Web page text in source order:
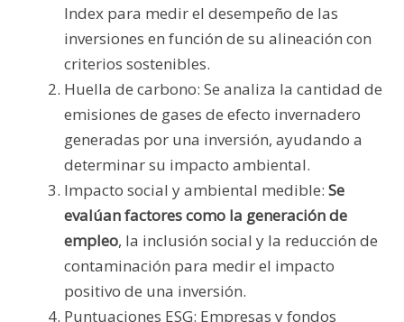
Index para medir el desempeño de las
inversiones en función de su alineación con
criterios sostenibles.
Huella de carbono: Se analiza la cantidad de
emisiones de gases de efecto invernadero
generadas por una inversión, ayudando a
determinar su impacto ambiental.
Impacto social y ambiental medible: Se
evalúan factores como la generación de
empleo, la inclusión social y la reducción de
contaminación para medir el impacto
positivo de una inversión.
Puntuaciones ESG: Empresas y fondos